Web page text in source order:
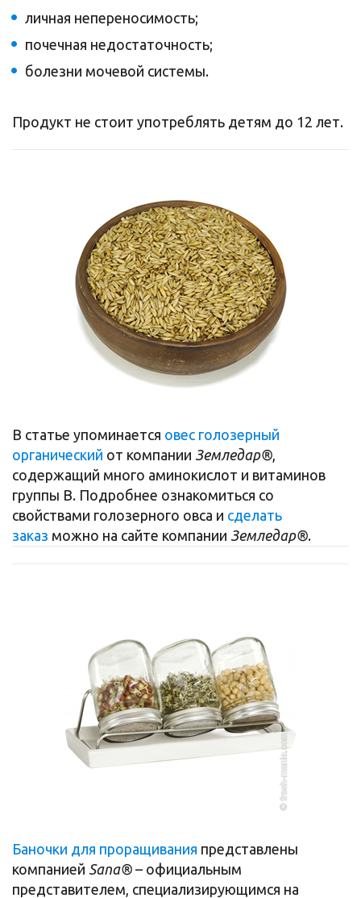
личная непереносимость;
почечная недостаточность;
болезни мочевой системы.
Продукт не стоит употреблять детям до 12 лет.
В статье упоминается овес голозерный
органический от компании Земледар®
содержащий много аминокислот и витаминов
группы В. Подробнее ознакомиться со
свойствами голозерного овса и сделать
заказ можно на сайте компании Земледар®.
Баночки для проращивания представлены
компанией Sana® – официальным
представителем, специализирующимся на